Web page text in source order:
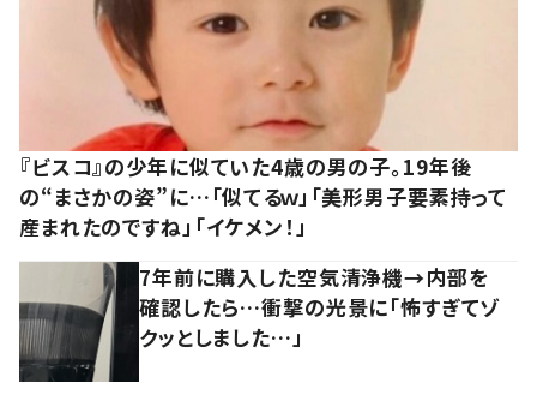
『ビスコ』の少年に似ていた4歳の男の子。19年後
の“まさかの姿”に…「似てるｗ」「美形男子要素持って
産まれたのですね」「イケメン！」
7年前に購入した空気清浄機→内部を
確認したら…衝撃の光景に「怖すぎてゾ
クッとしました…」